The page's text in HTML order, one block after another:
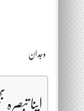
وجدان
اپنا تبصرہ